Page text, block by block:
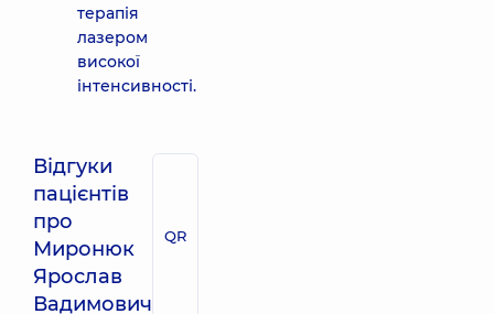
терапія
лазером
високої
інтенсивності.
Відгуки
пацієнтів
про
Миронюк
Ярослав
Вадимович
QR